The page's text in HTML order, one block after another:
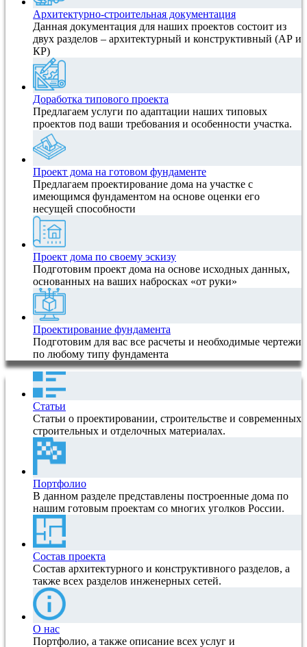
Архитектурно-строительная документация
Данная документация для наших проектов состоит из
двух разделов – архитектурный и конструктивный (АР и
КР)
Доработка типового проекта
Предлагаем услуги по адаптации наших типовых
проектов под ваши требования и особенности участка.
Проект дома на готовом фундаменте
Предлагаем проектирование дома на участке с
имеющимся фундаментом на основе оценки его
несущей способности
Проект дома по своему эскизу
Подготовим проект дома на основе исходных данных,
основанных на ваших набросках «от руки»
Проектирование фундамента
Подготовим для вас все расчеты и необходимые чертежи
по любому типу фундамента
Статьи
Статьи о проектировании, строительстве и современных
строительных и отделочных материалах.
Портфолио
В данном разделе представлены построенные дома по
нашим готовым проектам со многих уголков России.
Состав проекта
Состав архитектурного и конструктивного разделов, а
также всех разделов инженерных сетей.
О нас
Портфолио, а также описание всех услуг и